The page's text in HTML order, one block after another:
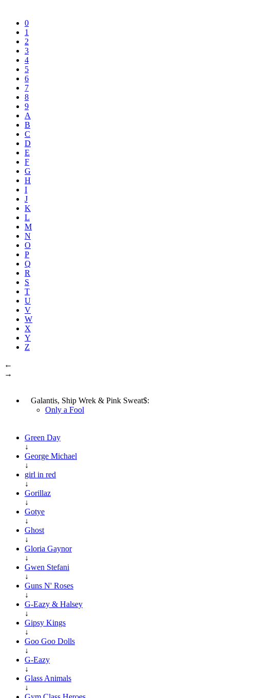
0
1
2
3
4
5
6
7
8
9
A
B
C
D
E
F
G
H
I
J
K
L
M
N
O
P
Q
R
S
T
U
V
W
X
Y
Z
←
→
Galantis, Ship Wrek & Pink Sweat$:
Only a Fool
Green Day
↓
George Michael
↓
girl in red
↓
Gorillaz
↓
Gotye
↓
Ghost
↓
Gloria Gaynor
↓
Gwen Stefani
↓
Guns N' Roses
↓
G-Eazy & Halsey
↓
Gipsy Kings
↓
Goo Goo Dolls
↓
G-Eazy
↓
Glass Animals
↓